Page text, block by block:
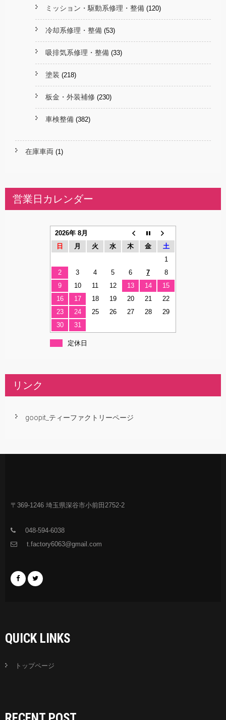
ミッション・駆動系修理・整備 (120)
冷却系修理・整備 (53)
吸排気系修理・整備 (33)
塗装 (218)
板金・外装補修 (230)
車検整備 (382)
在庫車両 (1)
営業日カレンダー
2026年 8月
日
月 火 水 木 金
土
1
2
3 4 5 6 7
8
9
10 11 12 13 14
15
16
17 18 19 20 21
22
23
24 25 26 27 28
29
30
31
定休日
リンク
goopit_ティーファクトリーページ
〒369-1246 埼玉県深谷市小前田2752-2
048-594-6038
t.factory6063@gmail.com
QUICK LINKS
トップページ